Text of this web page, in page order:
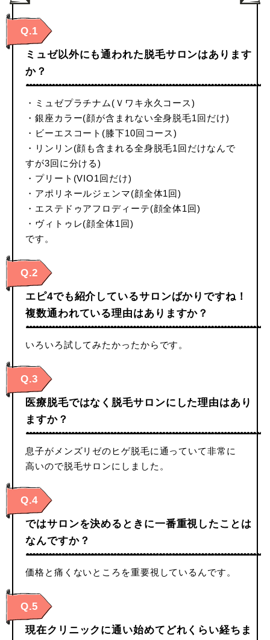
Q.1
ミュゼ以外にも通われた脱毛サロンはあります
か？
・ミュゼプラチナム(Ｖワキ永久コース)
・銀座カラー(顔が含まれない全身脱毛1回だけ)
・ビーエスコート(膝下10回コース)
・リンリン(顔も含まれる全身脱毛1回だけなんで
すが3回に分ける)
・プリート(VIO1回だけ)
・アポリネールジェンマ(顔全体1回)
・エステドゥアフロディーテ(顔全体1回)
・ヴィトゥレ(顔全体1回)
です。
Q.2
エピ4でも紹介しているサロンばかりですね！
複数通われている理由はありますか？
いろいろ試してみたかったからです。
Q.3
医療脱毛ではなく脱毛サロンにした理由はあり
ますか？
息子がメンズリゼのヒゲ脱毛に通っていて非常に
高いので脱毛サロンにしました。
Q.4
ではサロンを決めるときに一番重視したことは
なんですか？
価格と痛くないところを重要視しているんです。
Q.5
現在クリニックに通い始めてどれくらい経ちま